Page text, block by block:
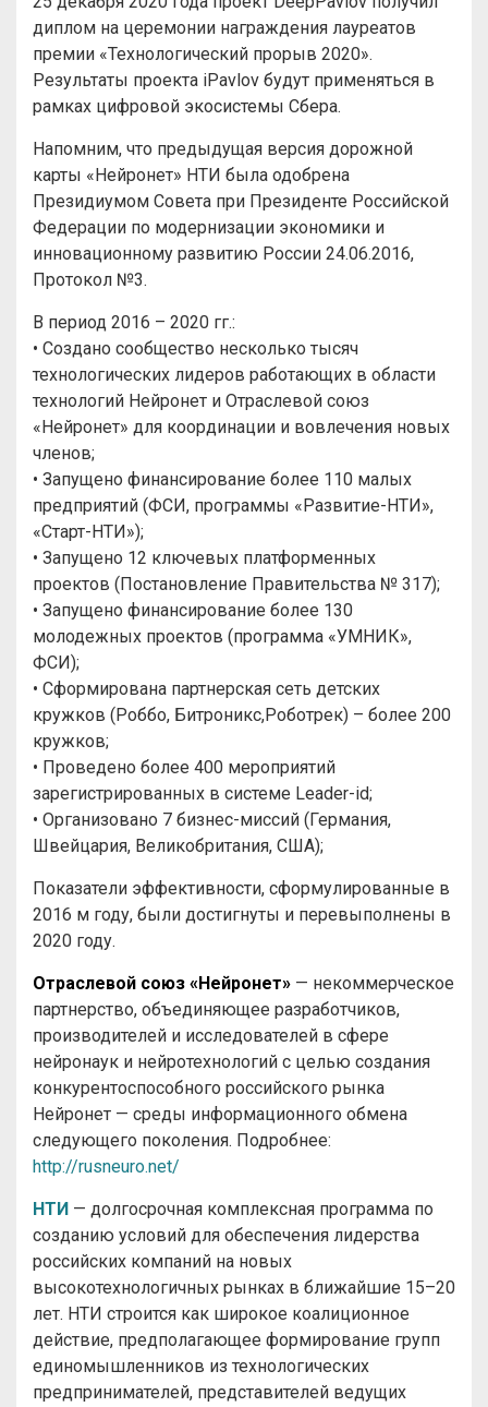
диплом на церемонии награждения лауреатов
премии «Технологический прорыв 2020».
Результаты проекта iPavlov будут применяться в
рамках цифровой экосистемы Сбера.
Напомним, что предыдущая версия дорожной
карты «Нейронет» НТИ была одобрена
Президиумом Совета при Президенте Российской
Федерации по модернизации экономики и
инновационному развитию России 24.06.2016,
Протокол №3.
В период 2016 – 2020 гг.:
• Создано сообщество несколько тысяч
технологических лидеров работающих в области
технологий Нейронет и Отраслевой союз
«Нейронет» для координации и вовлечения новых
членов;
• Запущено финансирование более 110 малых
предприятий (ФСИ, программы «Развитие-НТИ»,
«Старт-НТИ»);
• Запущено 12 ключевых платформенных
проектов (Постановление Правительства № 317);
• Запущено финансирование более 130
молодежных проектов (программа «УМНИК»,
ФСИ);
• Сформирована партнерская сеть детских
кружков (Роббо, Битроникс,Роботрек) – более 200
кружков;
• Проведено более 400 мероприятий
зарегистрированных в системе Leader-id;
• Организовано 7 бизнес-миссий (Германия,
Швейцария, Великобритания, США);
Показатели эффективности, сформулированные в
2016 м году, были достигнуты и перевыполнены в
2020 году.
Отраслевой союз «Нейронет» — некоммерческое
партнерство, объединяющее разработчиков,
производителей и исследователей в сфере
нейронаук и нейротехнологий с целью создания
конкурентоспособного российского рынка
Нейронет — среды информационного обмена
следующего поколения. Подробнее:
http://rusneuro.net/
НТИ — долгосрочная комплексная программа по
созданию условий для обеспечения лидерства
российских компаний на новых
высокотехнологичных рынках в ближайшие 15–20
лет. НТИ строится как широкое коалиционное
действие, предполагающее формирование групп
единомышленников из технологических
предпринимателей, представителей ведущих